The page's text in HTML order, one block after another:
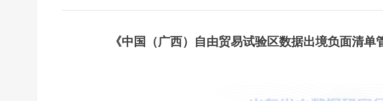
《中国（广西）自由贸易试验区数据出境负面清